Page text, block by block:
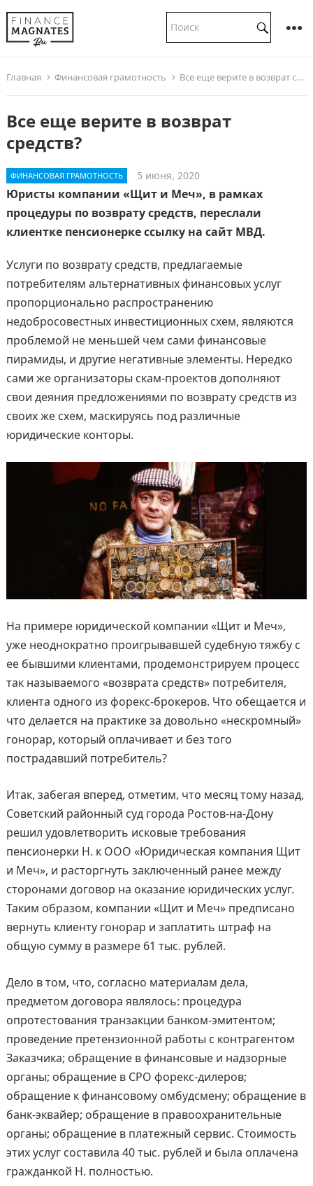
Главная Финансовая грамотность Все еще верите в возврат средств?
Все еще верите в возврат
средств?
ФИНАНСОВАЯ ГРАМОТНОСТЬ 5 июня, 2020
Юристы компании «Щит и Меч», в рамках
процедуры по возврату средств, переслали
клиентке пенсионерке ссылку на сайт МВД.
Услуги по возврату средств, предлагаемые
потребителям альтернативных финансовых услуг
пропорционально распространению
недобросовестных инвестиционных схем, являются
проблемой не меньшей чем сами финансовые
пирамиды, и другие негативные элементы. Нередко
сами же организаторы скам-проектов дополняют
свои деяния предложениями по возврату средств из
своих же схем, маскируясь под различные
юридические конторы.
На примере юридической компании «Щит и Меч»,
уже неоднократно проигрывавшей судебную тяжбу с
ее бывшими клиентами, продемонстрируем процесс
так называемого «возврата средств» потребителя,
клиента одного из форекс-брокеров. Что обещается и
что делается на практике за довольно «нескромный»
гонорар, который оплачивает и без того
пострадавший потребитель?
Итак, забегая вперед, отметим, что месяц тому назад,
Советский районный суд города Ростов-на-Дону
решил удовлетворить исковые требования
пенсионерки Н. к ООО «Юридическая компания Щит
и Меч», и расторгнуть заключенный ранее между
сторонами договор на оказание юридических услуг.
Таким образом, компании «Щит и Меч» предписано
вернуть клиенту гонорар и заплатить штраф на
общую сумму в размере 61 тыс. рублей.
Дело в том, что, согласно материалам дела,
предметом договора являлось: процедура
опротестования транзакции банком-эмитентом;
проведение претензионной работы с контрагентом
Заказчика; обращение в финансовые и надзорные
органы; обращение в СРО форекс-дилеров;
обращение к финансовому омбудсмену; обращение в
банк-эквайер; обращение в правоохранительные
органы; обращение в платежный сервис. Стоимость
этих услуг составила 40 тыс. рублей и была оплачена
гражданкой Н. полностью.